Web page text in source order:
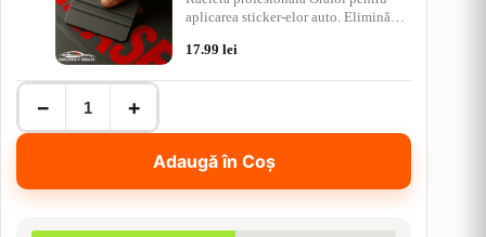
aplicarea sticker-elor auto. Elimină
17.99lei
Cantitate
Sticker
Off-
Road
–
− +
Adaugă în Coș